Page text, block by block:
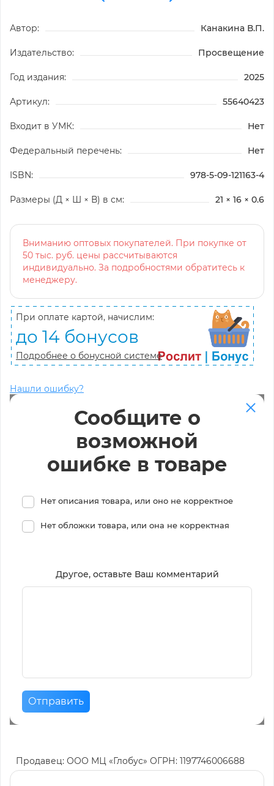
Автор: Канакина В.П.
Издательство: Просвещение
Год издания: 2025
Артикул: 55640423
Входит в УМК: Нет
Федеральный перечень: Нет
ISBN: 978-5-09-121163-4
Размеры (Д × Ш × В) в см: 21 × 16 × 0.6
Вниманию оптовых покупателей. При покупке от
50 тыс. руб. цены рассчитываются
индивидуально. За подробностями обратитесь к
менеджеру.
При оплате картой, начислим:
до 14 бонусов
Подробнее о бонусной системе
Нашли ошибку?
Сообщите о
возможной
ошибке в товаре
Нет описания товара, или оно не корректное
Нет обложки товара, или она не корректная
Другое, оставьте Ваш комментарий
Отправить
Продавец: ООО МЦ «Глобус» ОГРН: 1197746006688